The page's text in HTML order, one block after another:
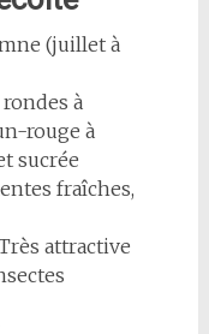
(juillet à
à
rouge à
sucrée
fraîches,
attractive